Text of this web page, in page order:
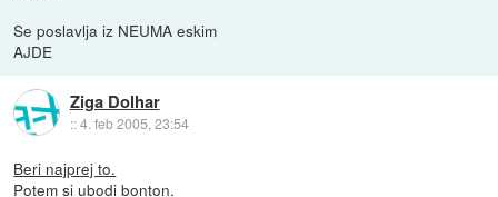
Se poslavlja iz NEUMA eskim
AJDE
Ziga Dolhar
::4. feb 2005, 23:54
Beri najprej to.
Potem si ubodi bonton.